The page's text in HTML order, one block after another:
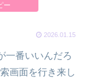
ー
2026.01.15
一番いいんだろ
画面を行き来し